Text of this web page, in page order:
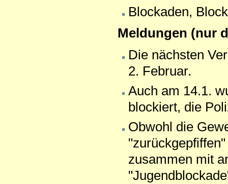
Blockaden,
Meldungen (nur
Die nächsten
2. Februar.
Auch am 14.1.
blockiert, die
Obwohl die
zusammen mit